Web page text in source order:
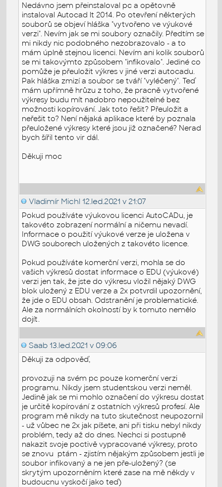
Nedávno jsem přeinstaloval pc a opětovně
instaloval Autocad lt 2014. Po otevření některých
souborů se objeví hláška "vytvořeno ve výukové
verzi". Nevím jak se mi soubory označily. Předtím se
mi nikdy nic podobného nezobrazovalo - a to
mám úplně stejnou licenci. Nevím ani kolik souborů
se mi takovýmto způsobem "infikovalo". Jediné co
pomůže je přeuložit výkres v jiné verzi autocadu.
Pak hláška zmizí a soubor se tváří "vyléčený". Teď
mám upřímně hrůzu z toho, že pracně vytvořené
výkresy budu mít nadobro nepoužitelné bez
možnosti kopírování. Jak toto řešit? Přeuložit a
neřešit to? Není nějaká aplikace které by poznala
přeuložené výkresy které jsou již označené? Nerad
bych šířil tento vir dál.
Děkuji moc
Vladimír Michl 12.led.2021 v 21:07
Pokud používáte výukovou licenci AutoCADu, je
takovéto zobrazení normální a ničemu nevadí.
Informace o použití výukové verze je uložena v
DWG souborech uložených z takovéto licence.
Pokud používáte komerční verzi, mohla se do
vašich výkresů dostat informace o EDU (výukové)
verzi jen tak, že jste do výkresu vložil nějaký DWG
blok uložený z EDU verze a 2x potvrdil upozornění,
že jde o EDU obsah. Odstranění je problematické.
Ale za normálních okolností by k tomuto nemělo
dojít.
Saab 13.led.2021 v 09:06
Děkuji za odpověď,
provozuji na svém pc pouze komerční verzi
programu. Nikdy jsem studentskou verzi neměl.
Jedině jak se mi mohlo označení do výkresu dostat
je určitě kopírování z ostatních výkresů profesí. Ale
program mě nikdy na tuto skutečnost neupozornil
- už vůbec ne 2x jak píšete, ani při tisku nebyl nikdy
problém, tedy až do dnes. Nechci si postupně
nakazit svoje poctivě vypracované výkresy, proto
se znovu ptám - zjistím nějakým způsobem jestli je
soubor infikovaný a ne jen pře-uložený? (se
skrytým upozorněním které zase na mě někdy v
budoucnu vyskočí jako teď)